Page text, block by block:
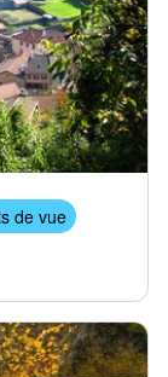
de vue